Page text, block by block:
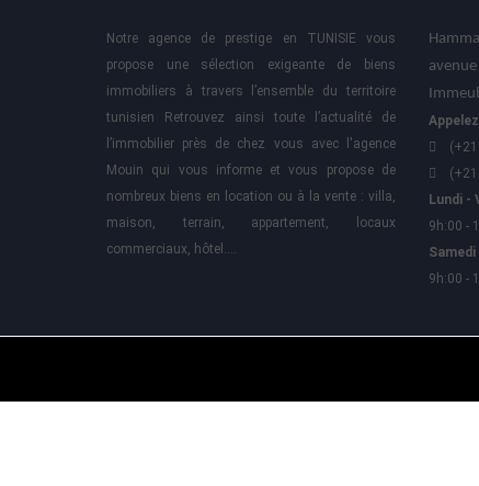
Notre agence de prestige en TUNISIE vous
propose une sélection exigeante de biens
immobiliers à travers l’ensemble du territoire
tunisien Retrouvez ainsi toute l’actualité de
l’immobilier près de chez vous avec l'agence
Mouin qui vous informe et vous propose de
nombreux biens en location ou à la vente : villa,
maison, terrain, appartement, locaux
commerciaux, hôtel….
Lundi -
9h:00 -
Samedi
9h:00 -